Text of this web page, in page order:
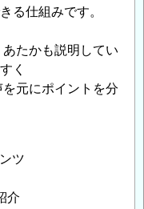
る仕組みです。
たかも説明してい
く
元にポイントを分
ツ
介